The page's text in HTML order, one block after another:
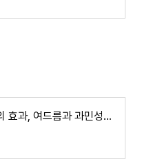
중독적인 매운맛의 효과, 여드름과 과민성대장증후군 환자에겐 악영향